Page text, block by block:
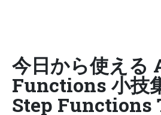
今日から使える
Functions 小技
Step Functions